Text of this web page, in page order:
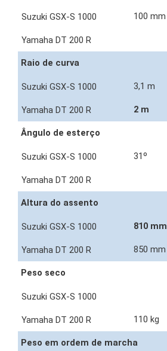
100 mm
Raio de curva
3,1 m
2 m
Ângulo de esterço
31º
Altura do assento
810 mm
850 mm
Peso seco
110 kg
Peso em ordem de marcha